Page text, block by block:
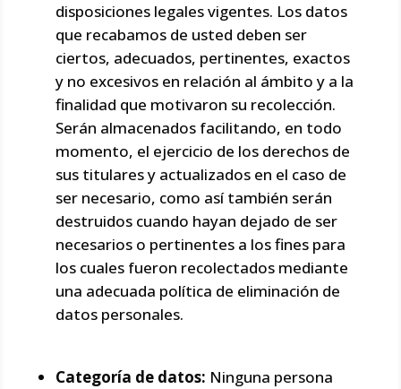
disposiciones legales vigentes. Los datos
que recabamos de usted deben ser
ciertos, adecuados, pertinentes, exactos
y no excesivos en relación al ámbito y a la
finalidad que motivaron su recolección.
Serán almacenados facilitando, en todo
momento, el ejercicio de los derechos de
sus titulares y actualizados en el caso de
ser necesario, como así también serán
destruidos cuando hayan dejado de ser
necesarios o pertinentes a los fines para
los cuales fueron recolectados mediante
una adecuada política de eliminación de
datos personales.
Categoría de datos: Ninguna persona